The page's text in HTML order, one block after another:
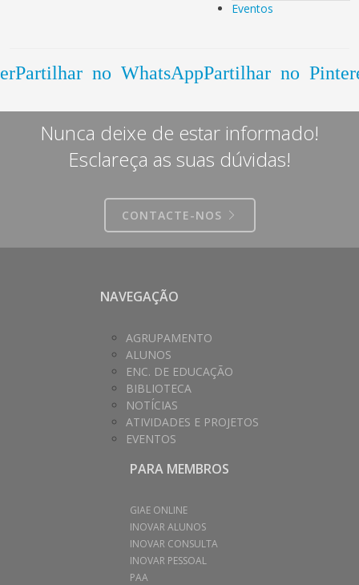
Eventos
Partilhar no WhatsAppPartilhar no
Nunca deixe de estar informado!
Esclareça as suas dúvidas!
CONTACTE-NOS
NAVEGAÇÃO
AGRUPAMENTO
ALUNOS
ENC. DE EDUCAÇÃO
BIBLIOTECA
NOTÍCIAS
ATIVIDADES E PROJETOS
EVENTOS
PARA MEMBROS
GIAE ONLINE
INOVAR ALUNOS
INOVAR CONSULTA
INOVAR PESSOAL
PAA